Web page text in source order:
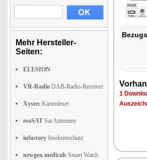
Mehr Hersteller-
Seiten:
ELESION
VR-Radio DAB-Radio-Receiver
Xystec Kartenleser
esoSAT Sat Antennen
infactory Insektenschutz
newgen medicals Smart Watch
1